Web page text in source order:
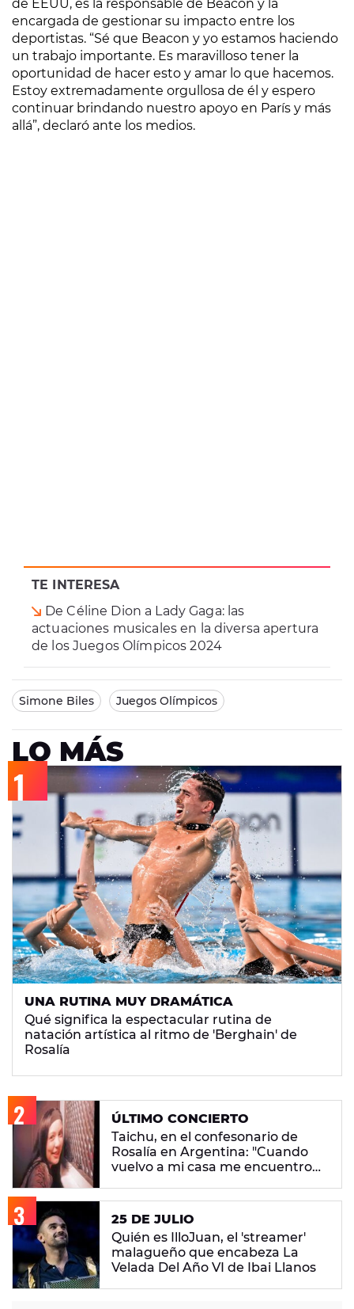
TE INTERESA
De Céline Dion a Lady Gaga: las
actuaciones musicales en la diversa apertura
de los Juegos Olímpicos 2024
de EEUU, es la responsable de Beacon y la
encargada de gestionar su impacto entre los
deportistas. “Sé que Beacon y yo estamos haciendo
un trabajo importante. Es maravilloso tener la
oportunidad de hacer esto y amar lo que hacemos.
Estoy extremadamente orgullosa de él y espero
continuar brindando nuestro apoyo en París y más
allá”, declaró ante los medios.
Simone Biles Juegos Olímpicos
LO MÁS
UNA RUTINA MUY DRAMÁTICA
Qué significa la espectacular rutina de
natación artística al ritmo de 'Berghain' de
Rosalía
ÚLTIMO CONCIERTO
Taichu, en el confesonario de
Rosalía en Argentina: "Cuando
vuelvo a mi casa me encuentro
25 DE JULIO
Quién es IlloJuan, el 'streamer'
malagueño que encabeza La
Velada Del Año VI de Ibai Llanos